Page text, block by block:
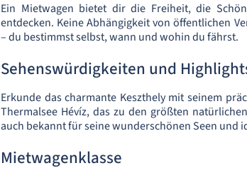
Ein Mietwagen bietet dir die Freiheit, die
entdecken. Keine Abhängigkeit von öffentlichen
– du bestimmst selbst, wann und wohin du fährst.
Sehenswürdigkeiten und
Erkunde das charmante Keszthely mit seinem
Thermalsee Hévíz, das zu den größten
auch bekannt für seine wunderschönen Seen und
Mietwagenklasse